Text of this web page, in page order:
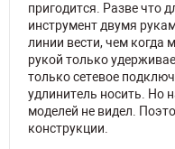
пригодится. Разве что
инструмент двумя
линии вести, чем когда
рукой только
только сетевое
удлинитель носить. Но
моделей не видел.
конструкции.